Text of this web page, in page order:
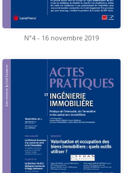
N°4 - 16 novembre 2019